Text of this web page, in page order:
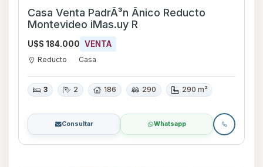
Casa Venta PadrÃ³n Ãnico Reducto
Montevideo iMas.uy R
U$S 184.000 VENTA
Reducto Casa
3 2 186 290 290 m²
Consultar Whatsapp